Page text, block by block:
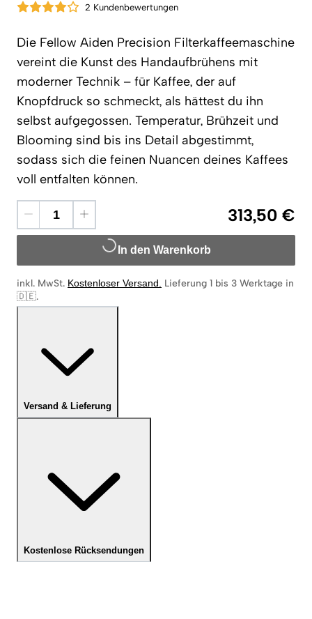
2 Kundenbewertungen
Die Fellow Aiden Precision Filterkaffeemaschine
vereint die Kunst des Handaufbrühens mit
moderner Technik – für Kaffee, der auf
Knopfdruck so schmeckt, als hättest du ihn
selbst aufgegossen. Temperatur, Brühzeit und
Blooming sind bis ins Detail abgestimmt,
sodass sich die feinen Nuancen deines Kaffees
voll entfalten können.
313,50 €
In den Warenkorb
inkl. MwSt. Kostenloser Versand. Lieferung 1 bis 3 Werktage in
🇩🇪.
Versand & Lieferung
Kostenlose Rücksendungen